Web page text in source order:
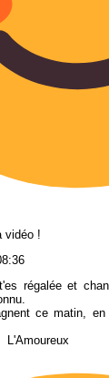
vidéo !
régalée et
ce matin,